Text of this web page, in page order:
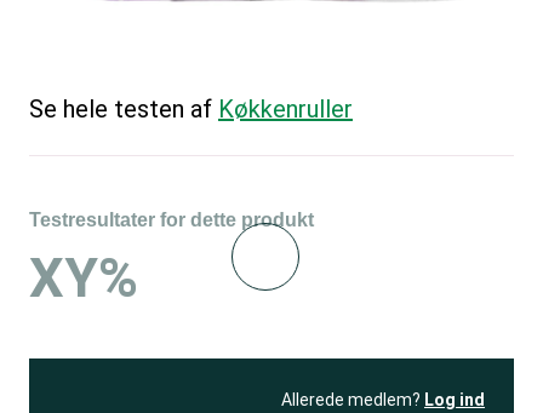
Se hele testen af Køkkenruller
Testresultater for dette produkt
XY%
Allerede medlem? Log ind